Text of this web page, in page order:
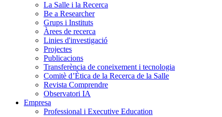
La Salle i la Recerca
Be a Researcher
Grups i Instituts
Àrees de recerca
Linies d'investigació
Projectes
Publicacions
Transferència de coneixement i tecnologia
Comitè d’Ètica de la Recerca de la Salle
Revista Comprendre
Observatori IA
Empresa
Professional i Executive Education